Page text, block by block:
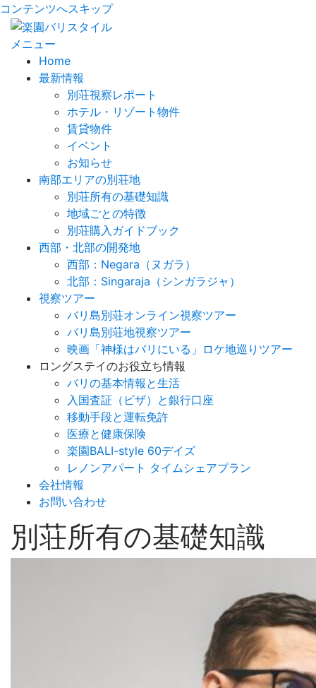
コンテンツへスキップ
メニュー
Home
最新情報
別荘視察レポート
ホテル・リゾート物件
賃貸物件
イベント
お知らせ
南部エリアの別荘地
別荘所有の基礎知識
地域ごとの特徴
別荘購入ガイドブック
西部・北部の開発地
西部：Negara（ヌガラ）
北部：Singaraja（シンガラジャ）
視察ツアー
バリ島別荘オンライン視察ツアー
バリ島別荘地視察ツアー
映画「神様はバリにいる」ロケ地巡りツアー
ロングステイのお役立ち情報
バリの基本情報と生活
入国査証（ビザ）と銀行口座
移動手段と運転免許
医療と健康保険
楽園BALI-style 60デイズ
レノンアパート タイムシェアプラン
会社情報
お問い合わせ
別荘所有の基礎知識